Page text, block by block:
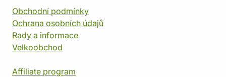
Obchodní podmínky
Ochrana osobních údajů
Rady a informace
Velkoobchod
Affiliate program